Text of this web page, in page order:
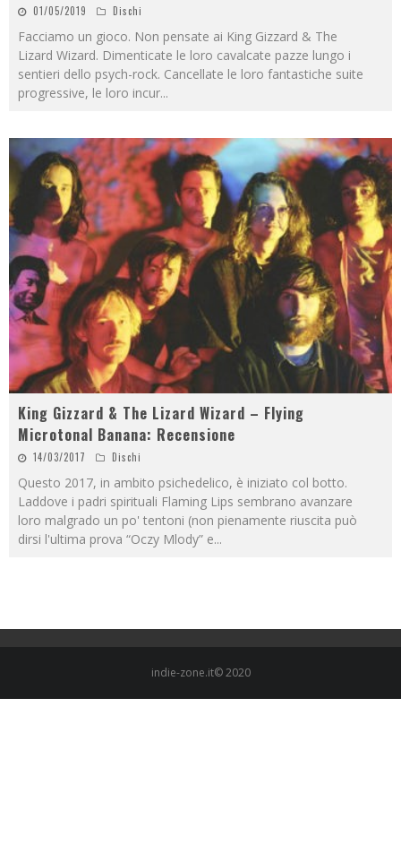
01/05/2019 Dischi
Facciamo un gioco. Non pensate ai King Gizzard & The
Lizard Wizard. Dimenticate le loro cavalcate pazze lungo i
sentieri dello psych-rock. Cancellate le loro fantastiche suite
progressive, le loro incur...
King Gizzard & The Lizard Wizard – Flying
Microtonal Banana: Recensione
14/03/2017 Dischi
Questo 2017, in ambito psichedelico, è iniziato col botto.
Laddove i padri spirituali Flaming Lips sembrano avanzare
loro malgrado un po' tentoni (non pienamente riuscita può
dirsi l'ultima prova “Oczy Mlody” e...
indie-zone.it© 2020